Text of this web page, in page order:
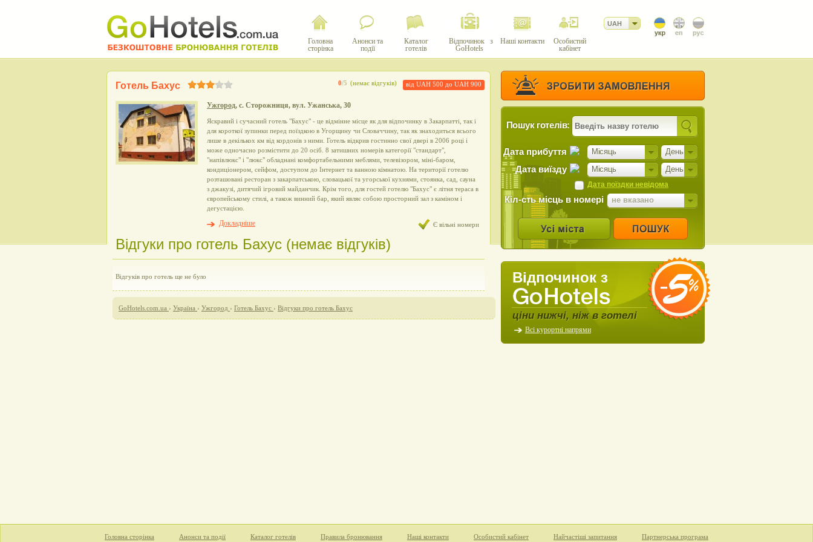
Головна
сторінка
Анонси та
події
Каталог
готелів
Відпочинок з
GoHotels
Наші контакти
Особистий
кабінет
UAH
0/5 (немає відгуків) від UAH 500 до UAH 900
Готель Бахус
Ужгород, с. Сторожниця, вул. Ужанська, 30
Яскравий і сучасний готель "Бахус" - це відмінне місце як для відпочинку в Закарпатті, так і
для короткої зупинки перед поїздкою в Угорщину чи Словаччину, так як знаходиться всього
лише в декількох км від кордонів з ними. Готель відкрив гостинно свої двері в 2006 році і
може одночасно розмістити до 20 осіб. 8 затишних номерів категорії "стандарт",
"напівлюкс" і "люкс" обладнані комфортабельними меблями, телевізором, міні-баром,
кондиціонером, сейфом, доступом до Інтернет та ванною кімнатою. На території готелю
розташовані ресторан з закарпатською, словацької та угорської кухнями, стоянка, сад, сауна
з джакузі, дитячий ігровий майданчик. Крім того, для гостей готелю "Бахус" є літня тераса в
європейському стилі, а також винний бар, який являє собою просторний зал з каміном і
дегустацією.
Докладніше Є вільні номери
Відгуки про готель Бахус (немає відгуків)
Відгуків про готель ще не було
GoHotels.com.ua › Україна › Ужгород › Готель Бахус › Відгуки про готель Бахус
Пошук готелів:
Місяць День
Дата прибуття
Місяць День
Дата виїзду
Дата поїздки невідома
Кіл-сть місць в номері не вказано
Відпочинок з
ціни нижчі, ніж в готелі
Всі курортні напрями
Головна сторінка Анонси та події Каталог готелів Правила бронювання Наші контакти Особистий кабінет Найчастіші запитання Партнерська програма